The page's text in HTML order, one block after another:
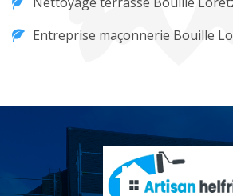
Entreprise maçonnerie Bouille